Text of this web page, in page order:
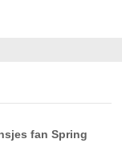
fan Spring